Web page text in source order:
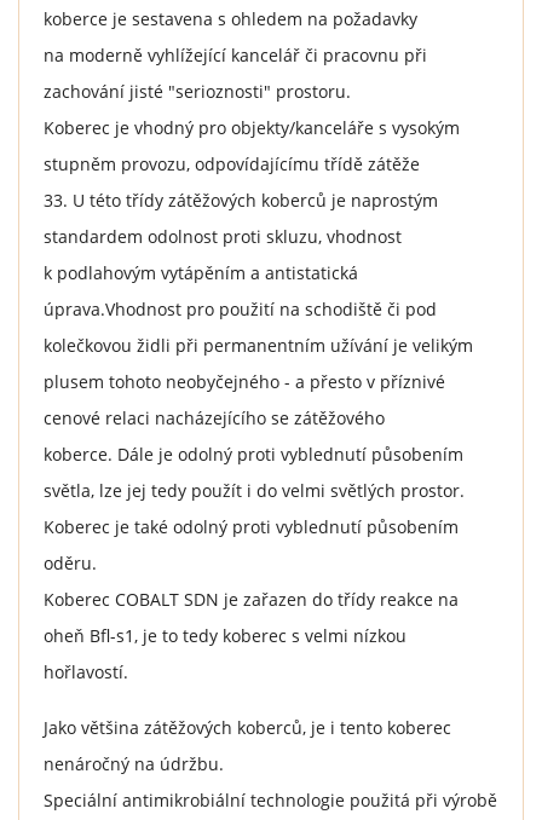
koberce je sestavena s ohledem na požadavky
na moderně vyhlížející kancelář či pracovnu při
zachování jisté "serioznosti" prostoru.
Koberec je vhodný pro objekty/kanceláře s vysokým
stupněm provozu, odpovídajícímu třídě zátěže
33. U této třídy zátěžových koberců je naprostým
standardem odolnost proti skluzu, vhodnost
k podlahovým vytápěním a antistatická
úprava.Vhodnost pro použití na schodiště či pod
kolečkovou židli při permanentním užívání je velikým
plusem tohoto neobyčejného - a přesto v příznivé
cenové relaci nacházejícího se zátěžového
koberce. Dále je odolný proti vyblednutí působením
světla, lze jej tedy použít i do velmi světlých prostor.
Koberec je také odolný proti vyblednutí působením
oděru.
Koberec COBALT SDN je zařazen do třídy reakce na
oheň Bfl-s1, je to tedy koberec s velmi nízkou
hořlavostí.
Jako většina zátěžových koberců, je i tento koberec
nenáročný na údržbu.
Speciální antimikrobiální technologie použitá při výrobě